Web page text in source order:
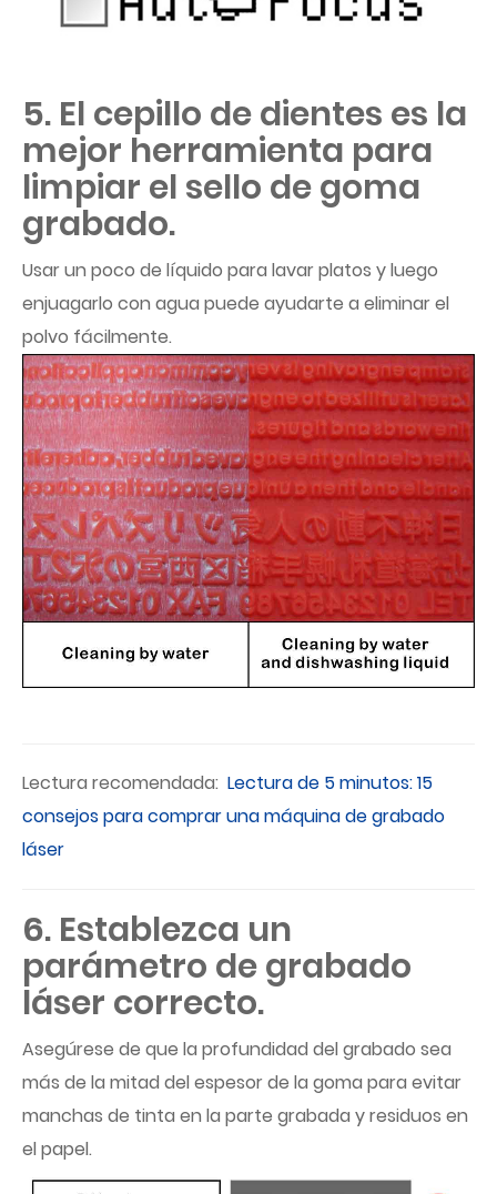
5. El cepillo de dientes es la
mejor herramienta para
limpiar el sello de goma
grabado.
Usar un poco de líquido para lavar platos y luego
enjuagarlo con agua puede ayudarte a eliminar el
polvo fácilmente.
Lectura recomendada: Lectura de 5 minutos: 15
consejos para comprar una máquina de grabado
láser
6. Establezca un
parámetro de grabado
láser correcto.
Asegúrese de que la profundidad del grabado sea
más de la mitad del espesor de la goma para evitar
manchas de tinta en la parte grabada y residuos en
el papel.